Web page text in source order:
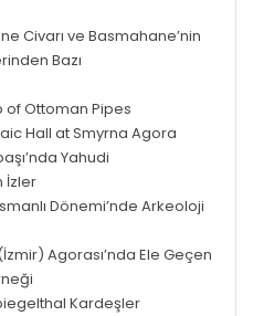
Civarı ve Basmahane’nin
Bazı
of Ottoman Pipes
Hall at Smyrna Agora
Yahudi
İzler
Dönemi’nde Arkeoloji
Agorası’nda Ele Geçen
Kardeşler